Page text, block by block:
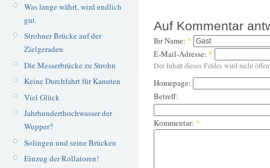
Was lange währt, wird endlich
gut.
Strohner Brücke auf der
Zielgeraden
Die Messerbrücke zu Strohn
Keine Durchfahrt für Kanuten
Viel Glück
Jahrhunderthochwasser der
Wupper?
Solingen und seine Brücken
Einzug der Rollatoren!
Auf Kommentar
Ihr Name: *
E-Mail-Adresse: *
Der Inhalt dieses Feldes wird nicht
Homepage:
Betreff:
Kommentar: *